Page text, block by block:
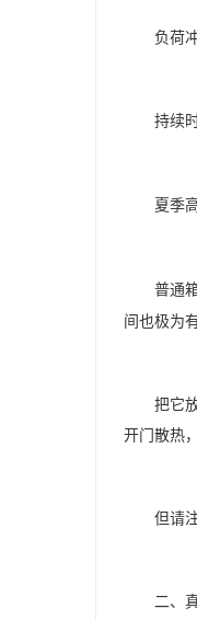
负荷
持续
夏季
普通
间也极为
把它
开门散热
但请
二、